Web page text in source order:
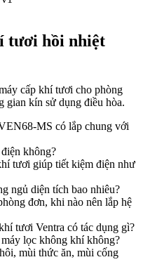
tươi hồi nhiệt
cấp khí tươi cho phòng
gian kín sử dụng điều hòa.
MS có lắp chung với
không?
tươi giúp tiết kiệm điện như
ngủ diện tích bao nhiêu?
đơn, khi nào nên lắp hệ
tươi Ventra có tác dụng gì?
lọc không khí không?
mùi thức ăn, mùi cống